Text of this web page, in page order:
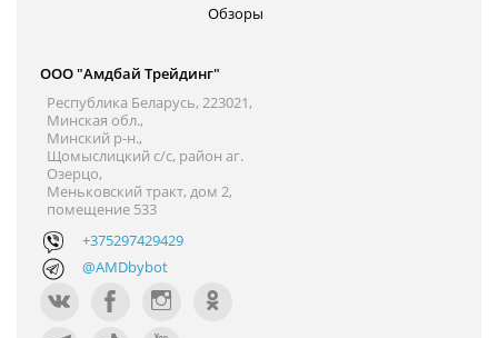
Обзоры
ООО "Амдбай Трейдинг"
Республика Беларусь, 223021,
Минская обл.,
Минский р-н.,
Щомыслицкий с/с, район аг.
Озерцо,
Меньковский тракт, дом 2,
помещение 533
+375297429429
@AMDbybot